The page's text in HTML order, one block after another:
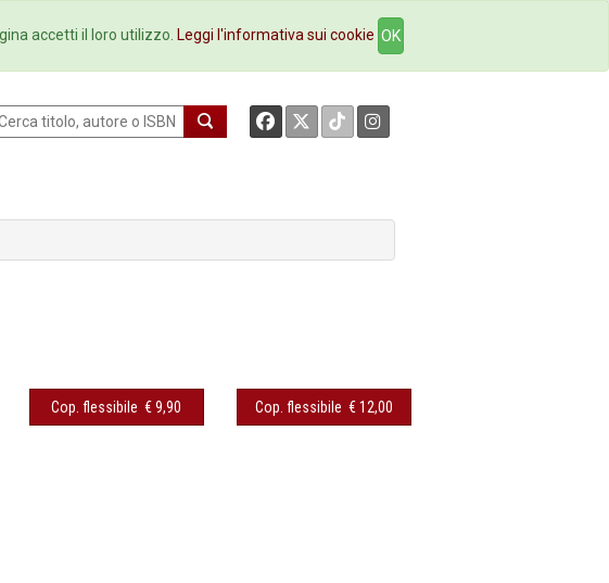
Ebookstore Contatti
Cop. flessibile € 9,90 Cop. flessibile € 12,00
accetti il loro utilizzo. Leggi l'informativa sui cookie OK